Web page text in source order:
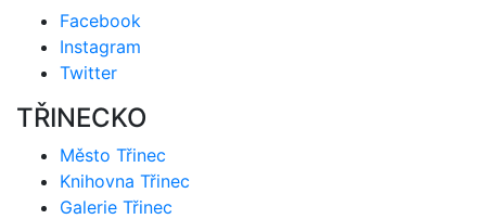
Facebook
Instagram
Twitter
TŘINECKO
Město Třinec
Knihovna Třinec
Galerie Třinec